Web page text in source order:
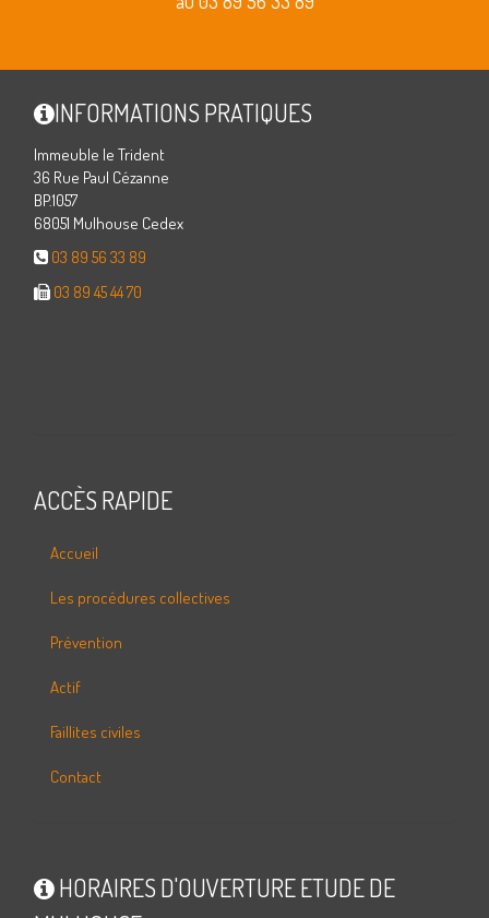
INFORMATIONS PRATIQUES
Immeuble le Trident
36 Rue Paul Cézanne
BP.1057
68051 Mulhouse Cedex
03 89 56 33 89
03 89 45 44 70
ACCÈS RAPIDE
Accueil
Les procédures collectives
Prévention
Actif
Faillites civiles
Contact
HORAIRES D'OUVERTURE ETUDE DE